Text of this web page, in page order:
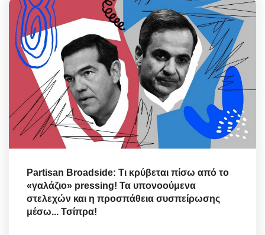
Partisan Broadside: Τι κρύβεται πίσω από το
«γαλάζιο» pressing! Τα υπονοούμενα
στελεχών και η προσπάθεια συσπείρωσης
μέσω... Τσίπρα!